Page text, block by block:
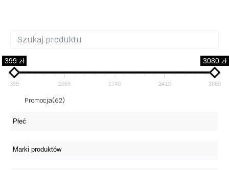
399 zł 3080 zł
399 1069 1740 2410 3080
Promocja(62)